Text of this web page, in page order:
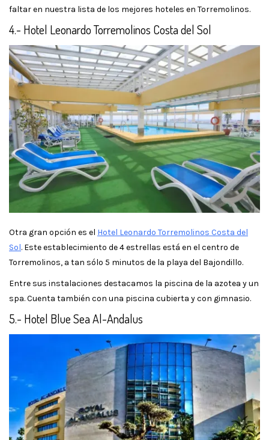
faltar en nuestra lista de los mejores hoteles en Torremolinos.
4.- Hotel Leonardo Torremolinos Costa del Sol
Otra gran opción es el Hotel Leonardo Torremolinos Costa del
Sol. Este establecimiento de 4 estrellas está en el centro de
Torremolinos, a tan sólo 5 minutos de la playa del Bajondillo.
Entre sus instalaciones destacamos la piscina de la azotea y un
spa. Cuenta también con una piscina cubierta y con gimnasio.
5.- Hotel Blue Sea Al-Andalus